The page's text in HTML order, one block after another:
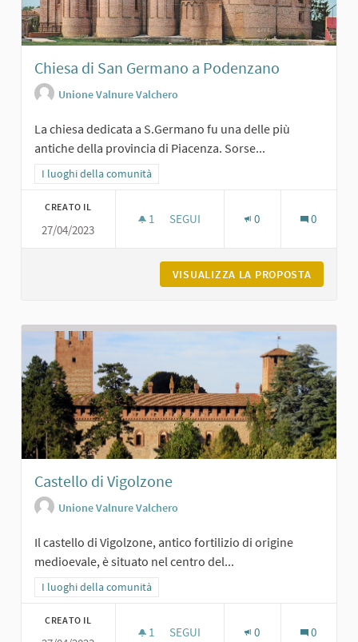
Chiesa di San Germano a Podenzano
Unione Valnure Valchero
La chiesa dedicata a S.Germano fu una delle più
antiche della provincia di Piacenza. Sorse...
Filtra i risultati per categoria: I luoghi della comunità
I luoghi della comunità
CREATO IL
27/04/2023
1 1 SOSTENITORI
SEGUI 0 0
VISUALIZZA LA PROPOSTA
Castello di Vigolzone
Unione Valnure Valchero
Il castello di Vigolzone, antico fortilizio di origine
medioevale, è situato nel centro del...
Filtra i risultati per categoria: I luoghi della comunità
I luoghi della comunità
CREATO IL
1 1 SOSTENITORI
SEGUI 0 0